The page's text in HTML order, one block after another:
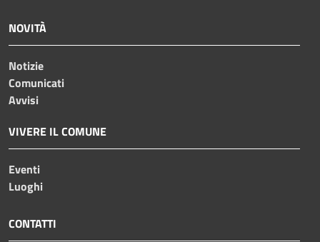
NOVITÀ
Notizie
Comunicati
Avvisi
VIVERE IL COMUNE
Eventi
Luoghi
CONTATTI